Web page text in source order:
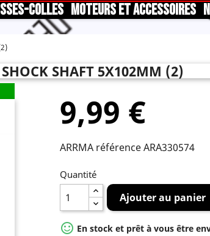
COLLES MOTEURS ET ACCESSOIRES
SHAFT 5X102MM (2)
9,99 €
ARRMA référence ARA330574
Quantité
Ajouter au panier
 En stock et prêt à vous être